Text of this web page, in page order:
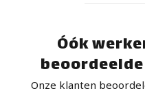
Óók
Onze klanten